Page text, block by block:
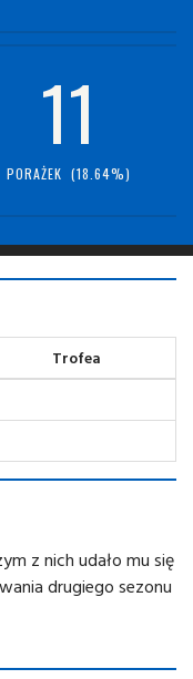
11
PORAŻEK (18.64%)
Trofea
z nich udało mu się
drugiego sezonu